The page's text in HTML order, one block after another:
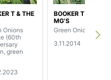
T & THE
Onions
(60th
green
BOOKER T & THE
MG'S
Green Onions
3.11.2014